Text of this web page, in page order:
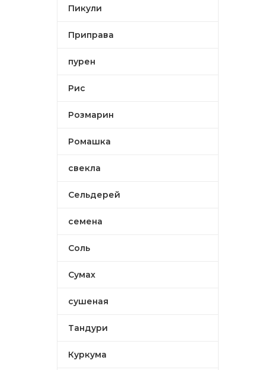
Пикули
Приправа
пурен
Рис
Розмарин
Ромашка
свекла
Сельдерей
семена
Соль
Сумах
сушеная
Тандури
Куркума